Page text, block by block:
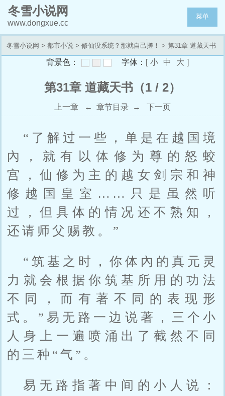
冬雪小说网
www.dongxue.cc
菜单
冬雪小说网 > 都市小说 > 修仙没系统？那就自己搓！ > 第31章 道藏天书
背景色： 字体： [ 小 中 大 ]
第31章 道藏天书（1 / 2）
上一章 ← 章节目录 → 下一页
“了解过一些，单是在越国境
內，就有以体修为尊的怒蛟
宫，仙修为主的越女剑宗和神
修越国皇室……只是虽然听
过，但具体的情况还不熟知，
还请师父赐教。”
“筑基之时，你体內的真元灵
力就会根据你筑基所用的功法
不同，而有著不同的表现形
式。”易无路一边说著，三个小
人身上一遍喷涌出了截然不同
的三种“气”。
易无路指著中间的小人说：